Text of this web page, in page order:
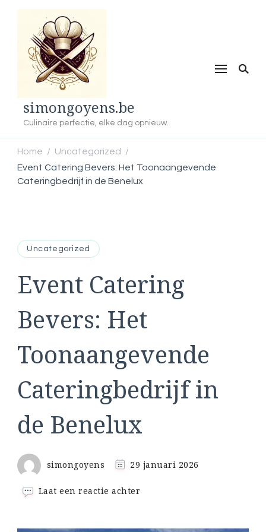
simongoyens.be
Culinaire perfectie, elke dag opnieuw.
Home / Uncategorized
/
Event Catering Bevers: Het Toonaangevende
Cateringbedrijf in de Benelux
Uncategorized
Event Catering
Bevers: Het
Toonaangevende
Cateringbedrijf in
de Benelux
simongoyens 29 januari 2026
Laat een reactie achter
Bevers: